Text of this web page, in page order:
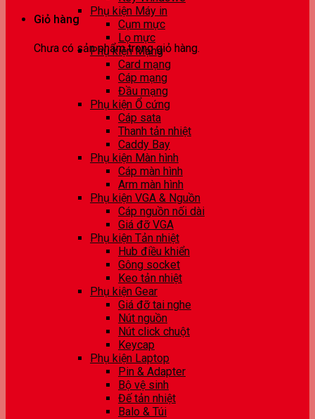
Giỏ hàng
Chưa có sản phẩm trong giỏ hàng.
Phụ kiện Máy in
Cụm mực
Lọ mực
Phụ kiện Mạng
Card mạng
Cáp mạng
Đầu mạng
Phụ kiện Ổ cứng
Cáp sata
Thanh tản nhiệt
Caddy Bay
Phụ kiện Màn hình
Cáp màn hình
Arm màn hình
Phụ kiện VGA & Nguồn
Cáp nguồn nối dài
Giá đỡ VGA
Phụ kiện Tản nhiệt
Hub điều khiển
Gông socket
Keo tản nhiệt
Phụ kiện Gear
Giá đỡ tai nghe
Nút nguồn
Nút click chuột
Keycap
Phụ kiện Laptop
Pin & Adapter
Bộ vệ sinh
Đế tản nhiệt
Balo & Túi